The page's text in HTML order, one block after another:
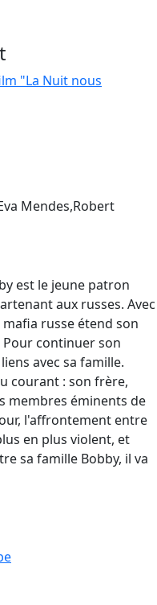
"La Nuit nous
Mendes,Robert
est le jeune patron
aux russes. Avec
russe étend son
continuer son
avec sa famille.
courant : son frère,
membres éminents de
l'affrontement entre
en plus violent, et
sa famille Bobby, il va